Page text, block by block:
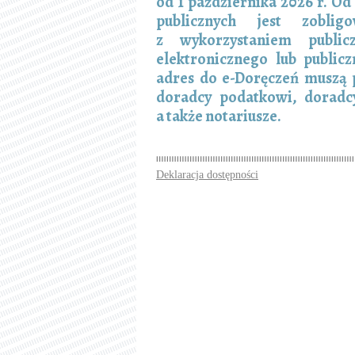
publicznych jest
z wykorzystaniem
elektronicznego lub
adres do e-Doręczeń
doradcy podatkowi,
a także notariusze.
Deklaracja dostępności